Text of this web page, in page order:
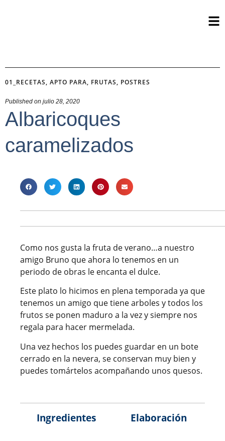
01_RECETAS, APTO PARA, FRUTAS, POSTRES
Published on julio 28, 2020
Albaricoques
caramelizados
Como nos gusta la fruta de verano…a nuestro
amigo Bruno que ahora lo tenemos en un
periodo de obras le encanta el dulce.
Este plato lo hicimos en plena temporada ya que
tenemos un amigo que tiene arboles y todos los
frutos se ponen maduro a la vez y siempre nos
regala para hacer mermelada.
Una vez hechos los puedes guardar en un bote
cerrado en la nevera, se conservan muy bien y
puedes tomártelos acompañando unos quesos.
Ingredientes Elaboración